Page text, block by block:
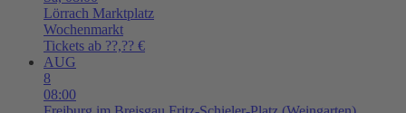
Lörrach Marktplatz
Wochenmarkt
Tickets ab ??,?? €
AUG
8
08:00